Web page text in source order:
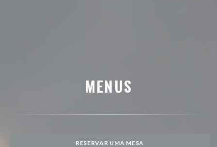
MENUS
RESERVAR UMA MESA